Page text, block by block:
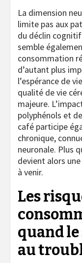
La dimension
limite pas aux
du déclin
semble
consommation
d’autant plus
l’espérance de
qualité de vie
majeure.
polyphénols et
café participe
chronique,
neuronale. Plus
devient alors
à venir.
Les
quand
au